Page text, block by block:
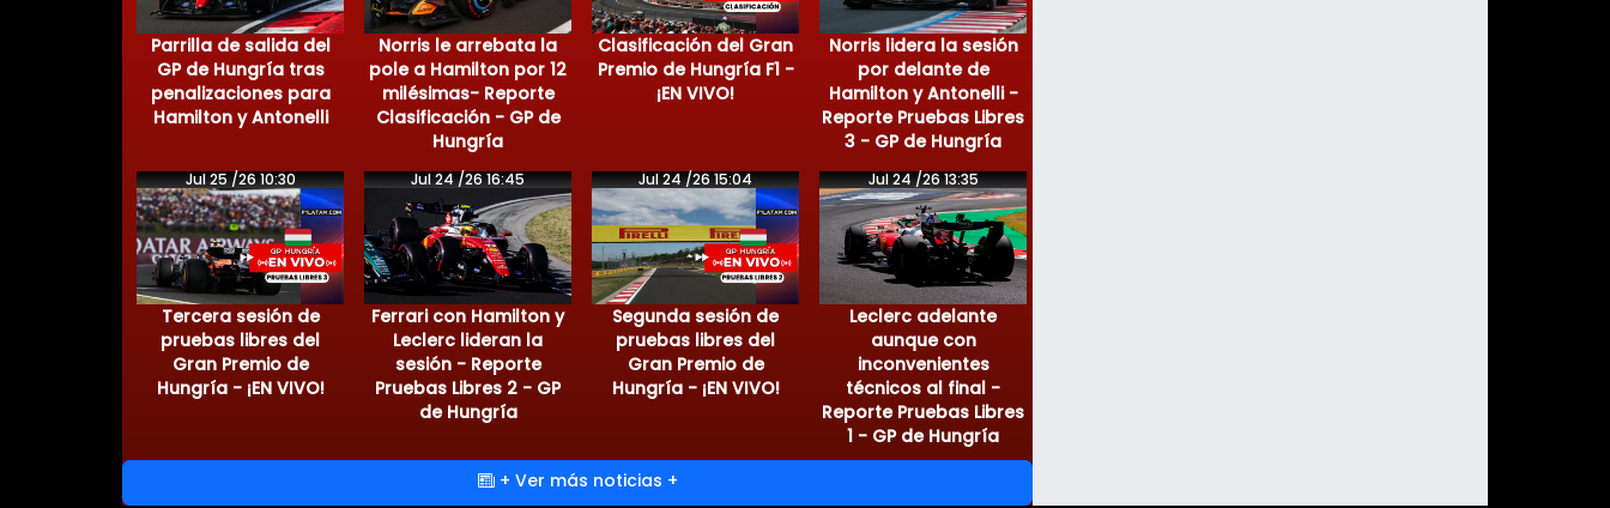
Parrilla de salida del
GP de Hungría tras
penalizaciones para
Hamilton y Antonelli
Norris le arrebata la
pole a Hamilton por 12
milésimas- Reporte
Clasificación - GP de
Hungría
Clasificación del Gran
Premio de Hungría F1 -
¡EN VIVO!
Norris lidera la sesión
por delante de
Hamilton y Antonelli -
Reporte Pruebas Libres
3 - GP de Hungría
Jul 25 /26 10:30
Tercera sesión de
pruebas libres del
Gran Premio de
Hungría - ¡EN VIVO!
Jul 24 /26 16:45
Ferrari con Hamilton y
Leclerc lideran la
sesión - Reporte
Pruebas Libres 2 - GP
de Hungría
Jul 24 /26 15:04
Segunda sesión de
pruebas libres del
Gran Premio de
Hungría - ¡EN VIVO!
Jul 24 /26 13:35
Leclerc adelante
aunque con
inconvenientes
técnicos al final -
Reporte Pruebas Libres
1 - GP de Hungría
+ Ver más noticias +